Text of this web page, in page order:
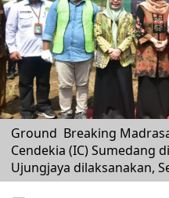
Ground Breaking
Cendekia (IC) Sumedang
Ujungjaya dilaksanakan,